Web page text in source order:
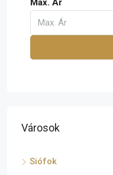
Max. Ár
Városok
Siófok